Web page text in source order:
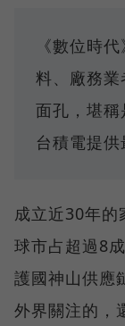
《數位時
料、廠務
面孔，堪
台積電提供
成立近30年的
球市占超過8
護國神山供應
外界關注的，